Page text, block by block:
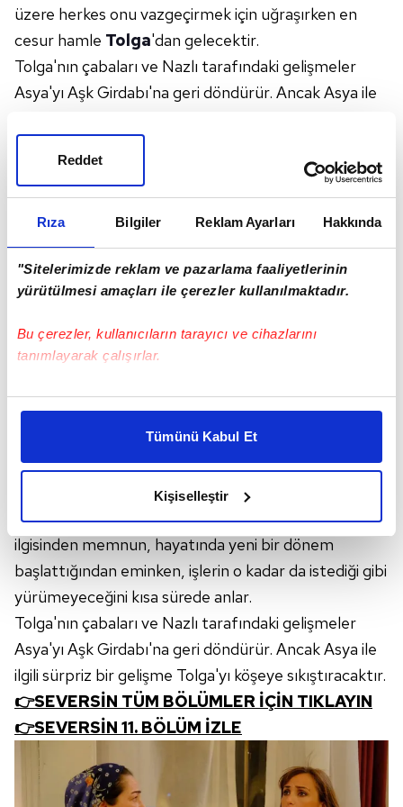
Rıza Bilgiler Reklam Ayarları Hakkında
"Sitelerimizde reklam ve pazarlama faaliyetlerinin
yürütülmesi amaçları ile çerezler kullanılmaktadır.
Bu çerezler, kullanıcıların tarayıcı ve cihazlarını
tanımlayarak çalışırlar.
Bu çerezlere izin vermeniz halinde sizlere özel
daha iyi reklam deneyimi yaşatabiliriz. Bunu yaparken
amacımızın size daha iyi bir reklam deneyimi sunmak
elimizden gelen çabayı gösterdiğimizi ve bu noktada,
kalemimiz olduğunu sizlere hatırlatmak isteriz.
Her halükârda, kullanıcılar, bu çerezlere izin vermedikleri
takdirde, kullanıcılara hedefli reklamlar
gösterilmeyecektir."
Sizlere daha iyi bir hizmet sunabilmek için İnternet
Sitemizde kendimize ve üçüncü kişilere ait çerezler
kullanılmaktadır. Bu çerezler vasıtasıyla çeşitli kişisel
verileriniz işlenmekte olup gerekli olan çerezler bilgi
toplumu hizmetlerinin sunulması amacıyla
kullanılmaktadır. Diğer çerezler, sitemizin daha işlevsel
Tümünü Kabul Et
Kişiselleştir
Reddet
üzere herkes onu vazgeçirmek için uğraşırken en
cesur hamle Tolga'dan gelecektir.
Tolga'nın çabaları ve Nazlı tarafındaki gelişmeler
Asya'yı Aşk Girdabı'na geri döndürür. Ancak Asya ile
Çalıştığı mağazaya geri dönen Asya'nın yanında işe
giren Tolga, Asya'yı diziye geri dönmeye ikna etmek
konusunda kararlıdır. Nazlı ise yoğun medya
ilgisinden memnun, hayatında yeni bir dönem
başlattığından eminken, işlerin o kadar da istediği gibi
yürümeyeceğini kısa sürede anlar.
Tolga'nın çabaları ve Nazlı tarafındaki gelişmeler
Asya'yı Aşk Girdabı'na geri döndürür. Ancak Asya ile
ilgili sürpriz bir gelişme Tolga'yı köşeye sıkıştıracaktır.
👉SEVERSİN TÜM BÖLÜMLER İÇİN TIKLAYIN
👉SEVERSİN 11. BÖLÜM İZLE